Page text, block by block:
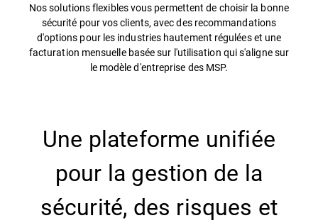
Nos solutions flexibles vous permettent de choisir la bonne
sécurité pour vos clients, avec des recommandations
d'options pour les industries hautement régulées et une
facturation mensuelle basée sur l'utilisation qui s'aligne sur
le modèle d'entreprise des MSP.
Une plateforme unifiée
pour la gestion de la
sécurité, des risques et